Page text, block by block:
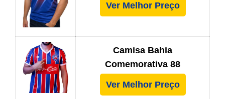
Ver Melhor Preço
Camisa Bahia
Comemorativa 88
Ver Melhor Preço